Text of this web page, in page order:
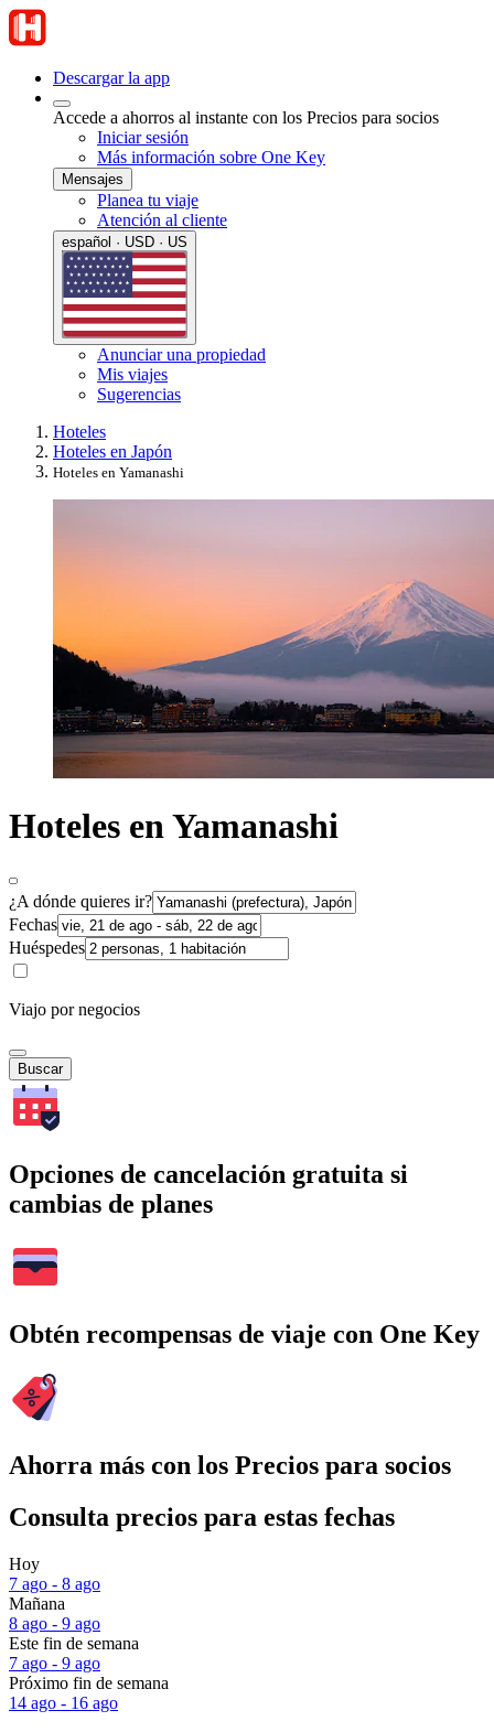
Descargar la app
Accede a ahorros al instante con los Precios para socios
Iniciar sesión
Más información sobre One Key
Mensajes
Planea tu viaje
Atención al cliente
español · USD · US
Anunciar una propiedad
Mis viajes
Sugerencias
Hoteles
Hoteles en Japón
Hoteles en Yamanashi
Hoteles en Yamanashi
¿A dónde quieres ir?
Fechas
Huéspedes
Viajo por negocios
Buscar
Opciones de cancelación gratuita si
cambias de planes
Obtén recompensas de viaje con One Key
Ahorra más con los Precios para socios
Consulta precios para estas fechas
Hoy
7 ago - 8 ago
Mañana
8 ago - 9 ago
Este fin de semana
7 ago - 9 ago
Próximo fin de semana
14 ago - 16 ago